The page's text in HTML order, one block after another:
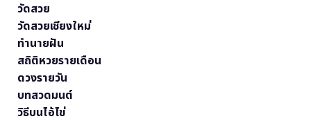
วัดสวย
วัดสวยเชียงใหม่
ทำนายฝัน
สถิติหวยรายเดือน
ดวงรายวัน
บทสวดมนต์
วิธีบนไอ้ไข่